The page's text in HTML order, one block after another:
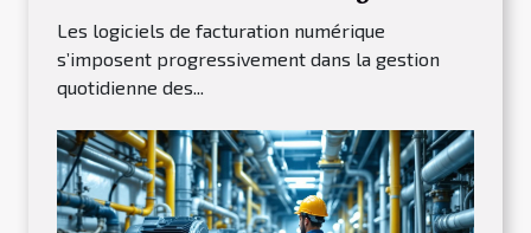
facturation numérique ?
Les logiciels de facturation numérique
s’imposent progressivement dans la gestion
quotidienne des...